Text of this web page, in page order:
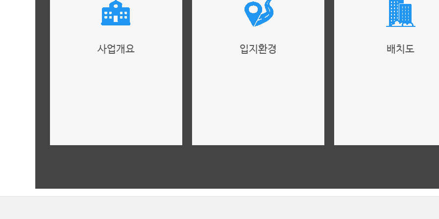
사업개요 입지환경 배치도